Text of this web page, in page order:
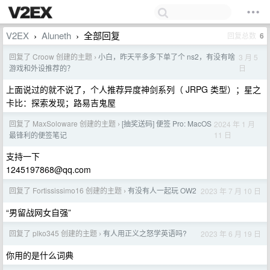
V2EX › Aluneth › 全部回复 回复总数 6
回复了 Croow 创建的主题 › 小白，昨天平多多下单了个 ns2，有没有啥
游戏和外设推荐的？
3 月 5
日
上面说过的就不说了，个人推荐异度神剑系列（ JRPG 类型）；星之
卡比：探索发现；路易吉鬼屋
回复了 MaxSoloware 创建的主题 › [抽奖送码] 便签 Pro: MacOS
最锋利的便签笔记
2024 年 1 月
11 日
支持一下
1245197868@qq.com
回复了 Fortississimo16 创建的主题 › 有没有人一起玩 OW2 2023 年 7 月 10 日
“男留战网女自强”
回复了 plko345 创建的主题 › 有人用正义之怒学英语吗? 2023 年 6 月 19 日
你用的是什么词典